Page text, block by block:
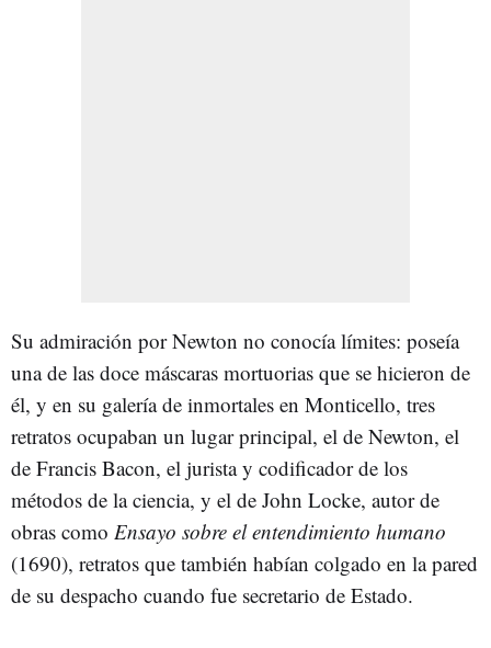
Su admiración por Newton no conocía límites: poseía
una de las doce máscaras mortuorias que se hicieron de
él, y en su galería de inmortales en Monticello, tres
retratos ocupaban un lugar principal, el de Newton, el
de Francis Bacon, el jurista y codificador de los
métodos de la ciencia, y el de John Locke, autor de
obras como Ensayo sobre el entendimiento humano
(1690), retratos que también habían colgado en la pared
de su despacho cuando fue secretario de Estado.